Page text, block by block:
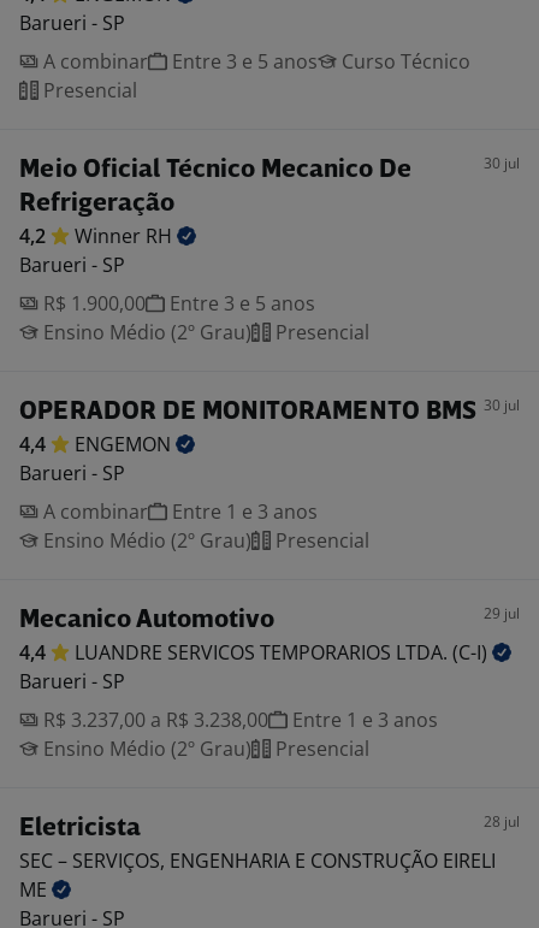
Barueri - SP
A combinar
Entre 3 e 5 anos
Curso Técnico
Presencial
Meio Oficial Técnico Mecanico De
Refrigeração
30 jul
4,2 Winner RH
Barueri - SP
R$ 1.900,00
Entre 3 e 5 anos
Ensino Médio (2º Grau)
Presencial
OPERADOR DE MONITORAMENTO BMS 30 jul
4,4
ENGEMON
Barueri - SP
A combinar
Entre 1 e 3 anos
Ensino Médio (2º Grau)
Presencial
Mecanico Automotivo 29 jul
4,4 LUANDRE SERVICOS TEMPORARIOS LTDA. (C-I)
Barueri - SP
R$ 3.237,00 a R$ 3.238,00
Entre 1 e 3 anos
Ensino Médio (2º Grau)
Presencial
Eletricista 28 jul
SEC – SERVIÇOS, ENGENHARIA E CONSTRUÇÃO EIRELI
ME
Barueri - SP